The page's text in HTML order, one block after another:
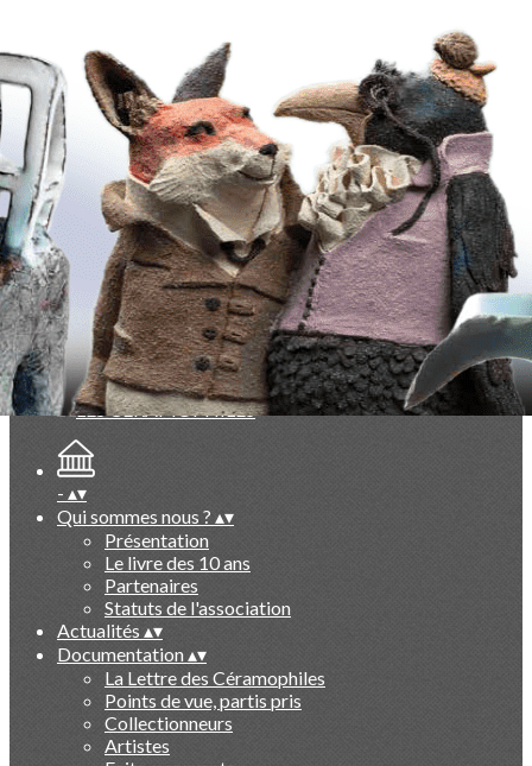
Exporter toutes les colonnes
Exporter uniquement les colonnes affichées
Menu
Evénements du Club à venir
Evénements du Club passés
Vie du Club (réservé membres)
Documentation exclusive membres
Base photos exclusive membres
Ajoutez un logo, un bouton, des réseaux sociaux
Cliquez pour éditer
- ▴▾
Qui sommes nous ? ▴▾
Présentation
Le livre des 10 ans
Partenaires
Statuts de l'association
Actualités ▴▾
Documentation▴▾
La Lettre des Céramophiles
Points de vue, partis pris
Collectionneurs
Artistes